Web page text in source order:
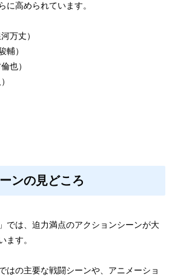
に高められています。
万丈）
輔）
也）
ンの見どころ
では、迫力満点のアクションシーンが大
ます。
はの主要な戦闘シーンや、アニメーショ